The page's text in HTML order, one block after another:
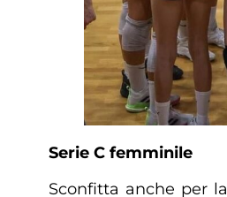
Serie C femminile
Sconfitta anche per la